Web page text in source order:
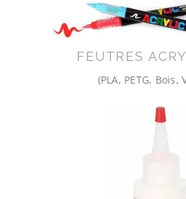
FEUTRES
(PLA, PETG, Bois,